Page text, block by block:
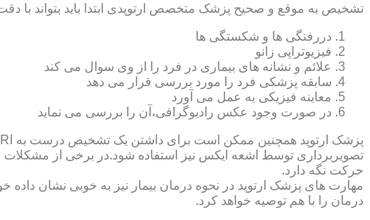
تشخیص به موقع و صحیح پزشک متخصص ارتوپدی ابتدا باید بتواند با
دررفتگی ها و شکستگی ها
فیزیوتراپی زانو
علائم و نشانه های بیماری در فرد را از وی سوال می کند
سابقه پزشکی فرد را مورد بررسی قرار می دهد
معاینه فیزیکی به عمل می آورد
در صورت وجود عکس رادیوگرافی،آن را بررسی می‎ نماید
تصویربرداری توسط اشعه ایکس نیز استفاده شود.در برخی از مشکلات
حرکت نگه دارد.
مهارت های پزشک ارتوپد در نحوه درمان بیمار نیز به خوبی نشان
درمان را با هم توصیه خواهد کرد.